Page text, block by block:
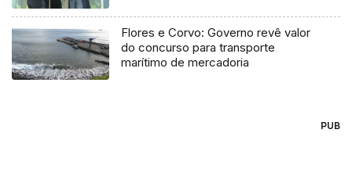
Flores e Corvo: Governo revê valor
do concurso para transporte
marítimo de mercadoria
PUB